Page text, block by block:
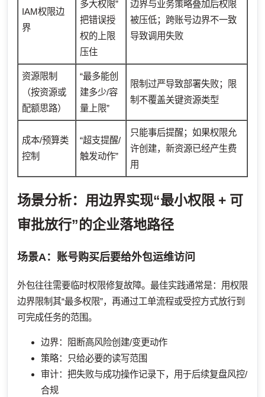
IAM权限边
界
多大权限”
把错误授
权的上限
压住
边界与业务策略叠加后权限
被压低；跨账号边界不一致
导致调用失败
资源限制
（按资源或
配额思路）
“最多能创
建多少/容
量上限”
限制过严导致部署失败；限
制不覆盖关键资源类型
成本/预算类
控制
“超支提醒/
触发动作”
只能事后提醒；如果权限允
许创建，新资源已经产生费
用
场景分析：用边界实现“最小权限 + 可
审批放行”的企业落地路径
场景A：账号购买后要给外包运维访问
外包往往需要临时权限修复故障。最佳实践通常是：用权限
边界限制其“最多权限”，再通过工单流程或受控方式放行到
可完成任务的范围。
边界：阻断高风险创建/变更动作
策略：只给必要的读写范围
审计：把失败与成功操作记录下，用于后续复盘风控/
合规